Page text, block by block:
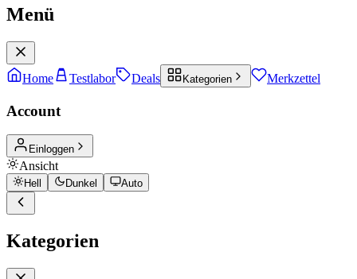
Menü
Home Testlabor Deals Kategorien Merkzettel
Account
Einloggen
Ansicht
Hell Dunkel Auto
Kategorien